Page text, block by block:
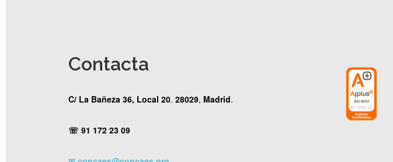
Contacta
C/ La Bañeza 36, Local 20. 28029, Madrid.
☏ 91 172 23 09